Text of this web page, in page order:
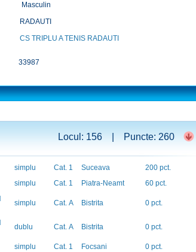
Masculin
RADAUTI
CS TRIPLU A TENIS RADAUTI
33987
Locul: 156 | Puncte: 260
simplu Cat. 1 Suceava
200 pct.
simplu Cat. 1 Piatra-Neamt 60 pct.
simplu Cat. A Bistrita 0 pct.
dublu Cat. A Bistrita 0 pct.
simplu Cat. 1 Focsani 0 pct.